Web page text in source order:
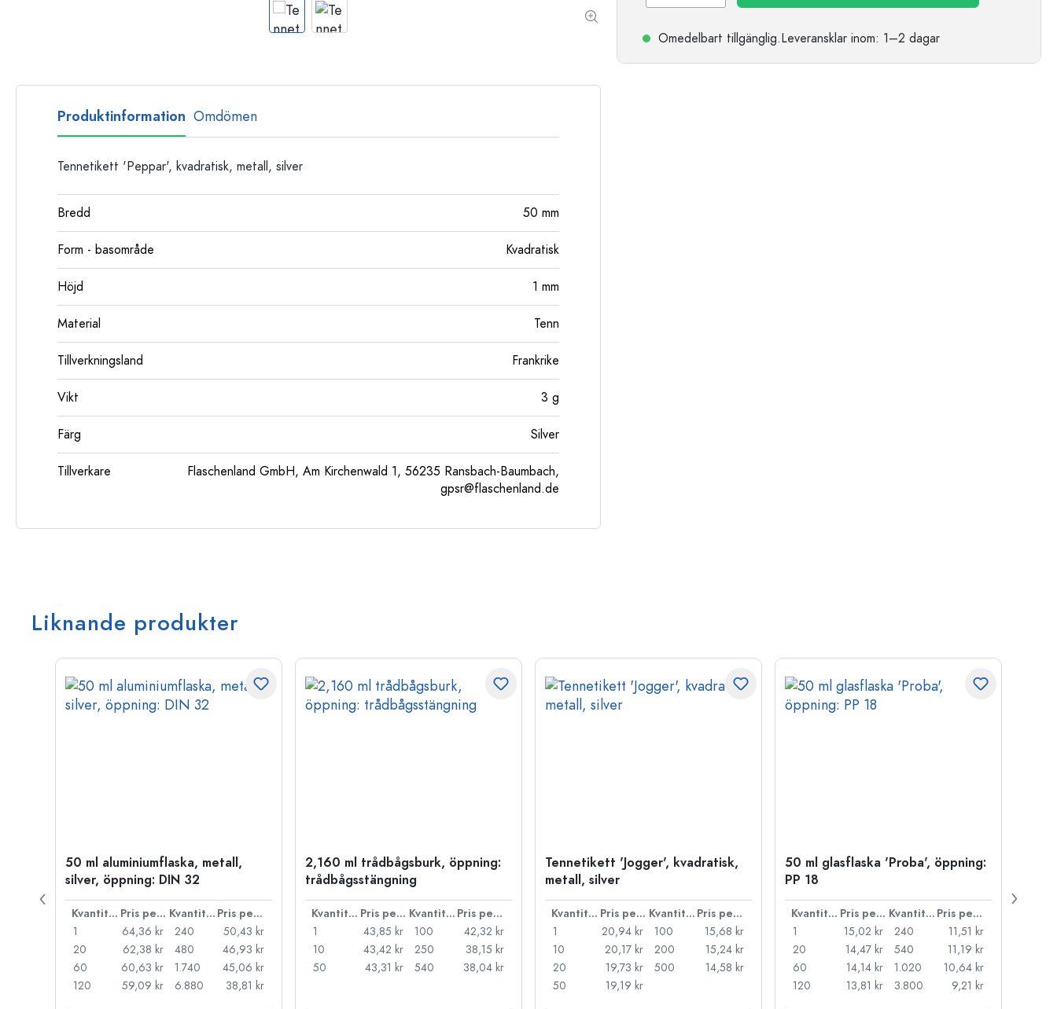
Omedelbart tillgänglig.Leveransklar inom: 1–2 dagar
Produktinformation Omdömen
Tennetikett 'Peppar', kvadratisk, metall, silver
Bredd 50 mm
Form - basområde Kvadratisk
Höjd 1 mm
Material Tenn
Tillverkningsland Frankrike
Vikt 3 g
Färg Silver
Tillverkare
Flaschenland GmbH, Am Kirchenwald 1, 56235 Ransbach-Baumbach,
gpsr@flaschenland.de
Liknande produkter
50 ml aluminiumflaska, metall,
silver, öppning: DIN 32
Kvantitet Pris per styck Kvantitet
Pris per styck
1
64,36 kr
20
62,38 kr
60
60,63 kr
120
59,09 kr
240
50,43 kr
480
46,93 kr
1.740
45,06 kr
6.880
38,81 kr
2,160 ml trådbågsburk, öppning:
trådbågsstängning
Kvantitet Pris per styck Kvantitet
Pris per styck
1
43,85 kr
10
43,42 kr
50
43,31 kr
100
42,32 kr
250
38,15 kr
540
38,04 kr
Tennetikett 'Jogger', kvadratisk,
metall, silver
Kvantitet Pris per styck Kvantitet
Pris per styck
1
20,94 kr
10
20,17 kr
20
19,73 kr
50
19,19 kr
100
15,68 kr
200
15,24 kr
500
14,58 kr
50 ml glasflaska 'Proba', öppning:
PP 18
Kvantitet Pris per styck Kvantitet
Pris per styck
1
15,02 kr
20
14,47 kr
60
14,14 kr
120
13,81 kr
240
11,51 kr
540
11,19 kr
1.020
10,64 kr
3.800
9,21 kr